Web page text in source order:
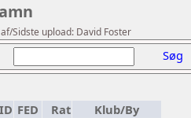
Sidste upload: David Foster
Søg
FED Rat
Klub/By